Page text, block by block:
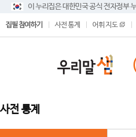
이 누리집은 대한민국 공식 전자정부
집필 참여하기 사전 통계 어휘 지도
사전 통계